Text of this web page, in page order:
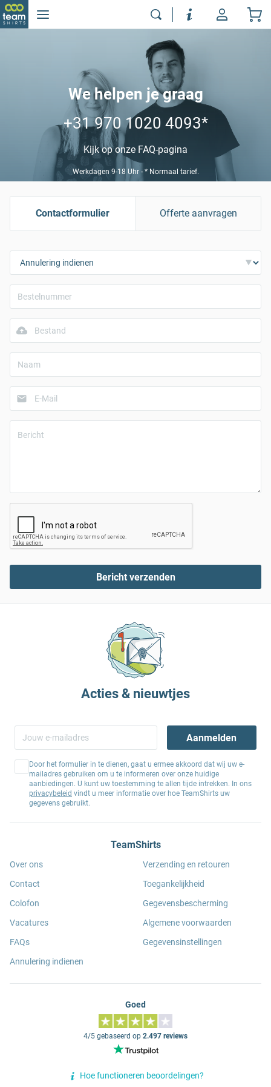
We helpen je graag
+31 970 1020 4093*
Kijk op onze FAQ-pagina
Werkdagen 9-18 Uhr - * Normaal tarief.
Contactformulier Offerte aanvragen
Bestand
Bericht verzenden
Acties & nieuwtjes
Aanmelden
Door het formulier in te dienen, gaat u ermee akkoord dat wij uw e-
mailadres gebruiken om u te informeren over onze huidige
aanbiedingen. U kunt uw toestemming te allen tijde intrekken. In ons
privacybeleid vindt u meer informatie over hoe TeamShirts uw
gegevens gebruikt.
TeamShirts
Over ons
Contact
Colofon
Vacatures
FAQs
Annulering indienen
Verzending en retouren
Toegankelijkheid
Gegevensbescherming
Algemene voorwaarden
Gegevensinstellingen
Goed
4/5 gebaseerd op 2.497 reviews
Hoe functioneren beoordelingen?